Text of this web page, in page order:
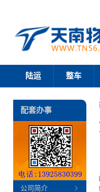
陆运 整车
配套办事
公司简介